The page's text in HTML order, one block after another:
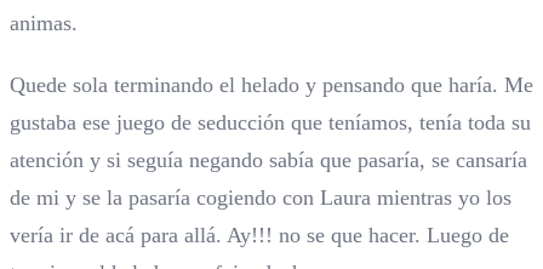
animas.
Quede sola terminando el helado y pensando que haría. Me
gustaba ese juego de seducción que teníamos, tenía toda su
atención y si seguía negando sabía que pasaría, se cansaría
de mi y se la pasaría cogiendo con Laura mientras yo los
vería ir de acá para allá. Ay!!! no se que hacer. Luego de